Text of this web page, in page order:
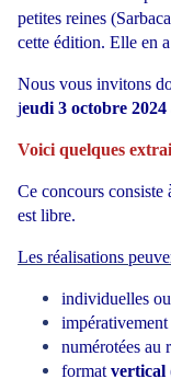
petites reines
cette édition. Elle en
Nous vous invitons
jeudi 3 octobre
Voici quelques
Ce concours consiste
est libre.
Les réalisations
individuelles
numérotées au
format vertical